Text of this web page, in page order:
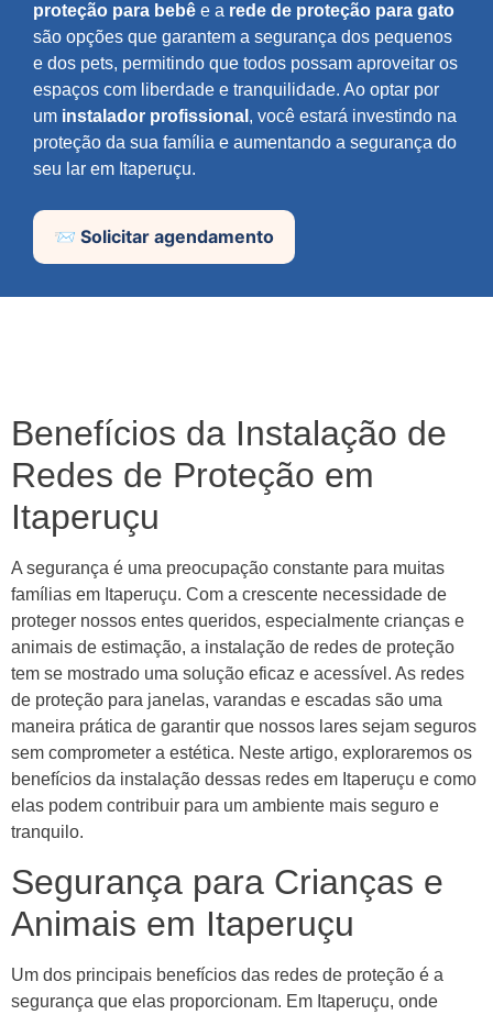
proteção para bebê e a rede de proteção para gato
são opções que garantem a segurança dos pequenos
e dos pets, permitindo que todos possam aproveitar os
espaços com liberdade e tranquilidade. Ao optar por
um instalador profissional , você estará investindo na
proteção da sua família e aumentando a segurança do
seu lar em Itaperuçu.
📨 Solicitar agendamento
Benefícios da Instalação de
Redes de Proteção em
Itaperuçu
A segurança é uma preocupação constante para muitas
famílias em Itaperuçu. Com a crescente necessidade de
proteger nossos entes queridos, especialmente crianças e
animais de estimação, a instalação de redes de proteção
tem se mostrado uma solução eficaz e acessível. As redes
de proteção para janelas, varandas e escadas são uma
maneira prática de garantir que nossos lares sejam seguros
sem comprometer a estética. Neste artigo, exploraremos os
benefícios da instalação dessas redes em Itaperuçu e como
elas podem contribuir para um ambiente mais seguro e
tranquilo.
Segurança para Crianças e
Animais em Itaperuçu
Um dos principais benefícios das redes de proteção é a
segurança que elas proporcionam. Em Itaperuçu, onde